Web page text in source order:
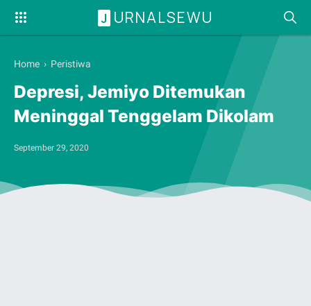
J URNALSEWU
Home › Peristiwa
Depresi, Jemiyo Ditemukan
Meninggal Tenggelam Dikolam
September 29, 2020